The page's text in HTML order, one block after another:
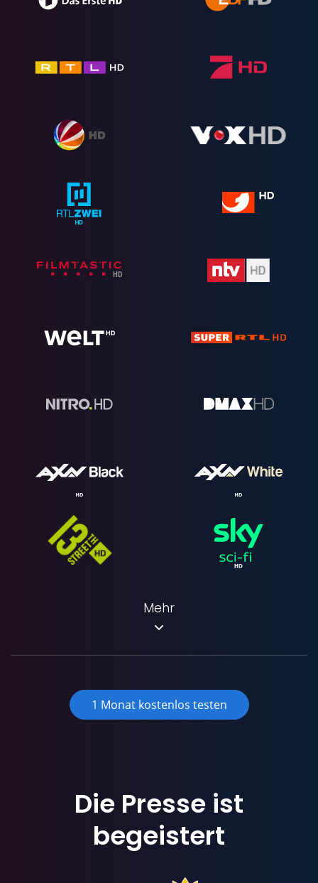
Mehr
1 Monat kostenlos testen
Die Presse ist
begeistert